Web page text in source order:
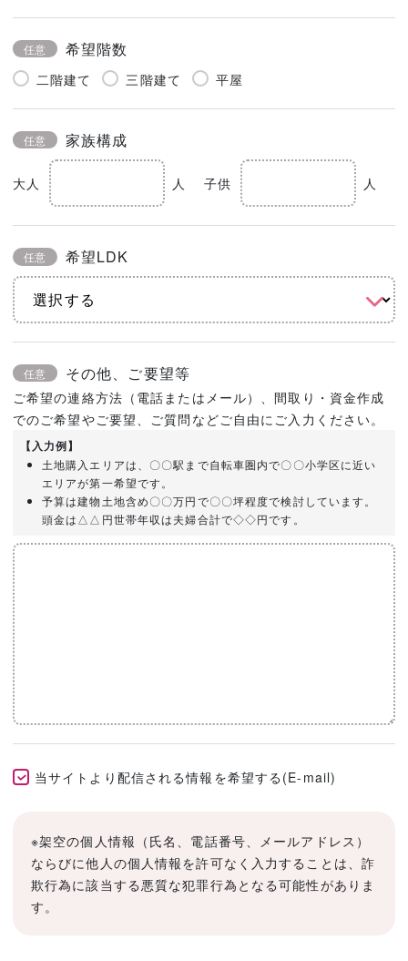
任意 希望階数
二階建て 三階建て 平屋
任意 家族構成
大人 人 子供 人
任意 希望LDK
任意 その他、ご要望等
ご希望の連絡方法（電話またはメール）、間取り・資金作成
でのご希望やご要望、ご質問などご自由にご入力ください。
【入力例】
土地購入エリアは、〇〇駅まで自転車圏内で〇〇小学区に近い
エリアが第一希望です。
予算は建物土地含め〇〇万円で〇〇坪程度で検討しています。
頭金は△△円世帯年収は夫婦合計で◇◇円です。
当サイトより配信される情報を希望する(E-mail)
※架空の個人情報（氏名、電話番号、メールアドレス）
ならびに他人の個人情報を許可なく入力することは、詐
欺行為に該当する悪質な犯罪行為となる可能性がありま
す。